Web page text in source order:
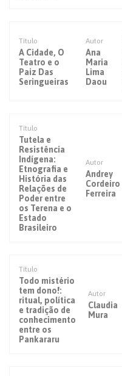
Título
A Cidade, O
Teatro e o
Paiz Das
Seringueiras
Autor
Ana
Maria
Lima
Daou
Título
Tutela e
Resistência
Indígena:
Etnografia e
História das
Relações de
Poder entre
os Terena e o
Estado
Brasileiro
Autor
Andrey
Cordeiro
Ferreira
Título
Todo mistério
tem dono!:
ritual, política
e tradição de
conhecimento
entre os
Pankararu
Autor
Claudia
Mura